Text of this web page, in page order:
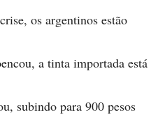
os argentinos estão
a tinta importada está
subindo para 900 pesos